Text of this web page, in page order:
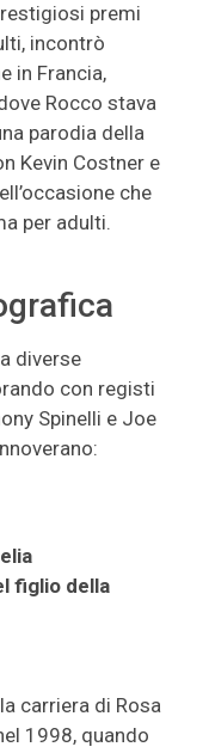
premi
incontrò
in Francia,
Rocco stava
parodia della
Kevin Costner e
che
per adulti.
diverse
con registi
Spinelli e Joe
figlio della
carriera di Rosa
1998, quando